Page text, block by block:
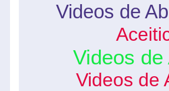
Videos de
Videos
Videos de